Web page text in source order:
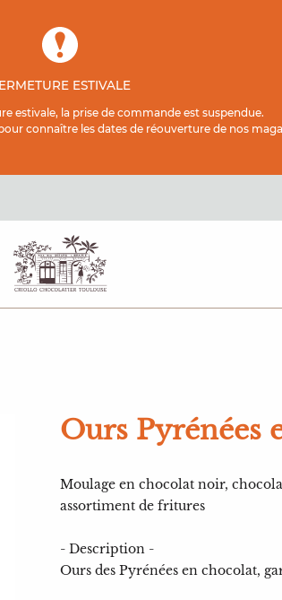
ESTIVALE
estivale, la prise de commande est suspendue.
connaître les dates de réouverture de nos
Ours Pyrénées
Moulage en chocolat noir,
assortiment de fritures
- Description -
Ours des Pyrénées en chocolat,